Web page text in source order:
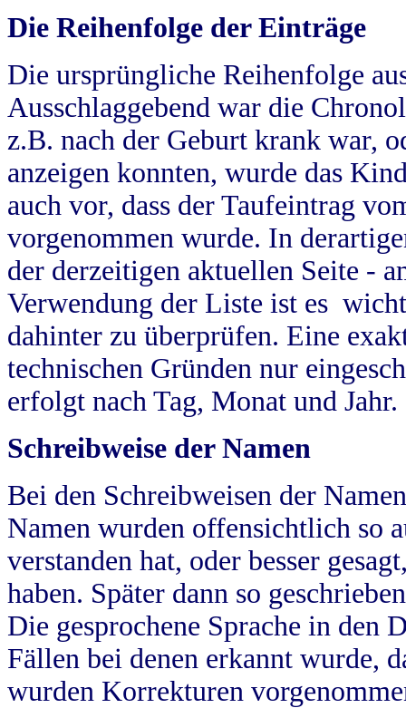
Die Reihenfolge der Einträge
Die ursprüngliche Reihenfolge
Ausschlaggebend war die
z.B. nach der Geburt krank war,
anzeigen konnten, wurde das
auch vor, dass der Taufeintrag
vorgenommen wurde. In
der derzeitigen aktuellen Seite -
Verwendung der Liste ist es
dahinter zu überprüfen. Eine
technischen Gründen nur
erfolgt nach Tag, Monat und Jahr.
Schreibweise der Namen
Bei den Schreibweisen der
Namen wurden offensichtlich so
verstanden hat, oder besser
haben. Später dann so
Die gesprochene Sprache in
Fällen bei denen erkannt wurde,
wurden Korrekturen